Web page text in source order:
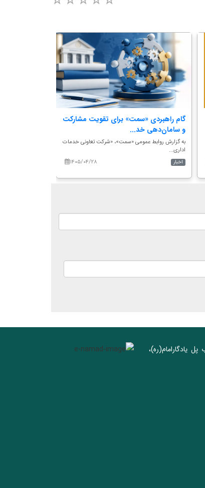
گام راهبردی «سمت» برای تقویت مشارکت
و سامان‌دهی خد...
به گزارش روابط عمومی «سمت»، «شرکت تعاونی خدمات
اداری...
۱۴۰۵/۰۴/۲۸
اخبار
يادگار‌امام(ره)‌،